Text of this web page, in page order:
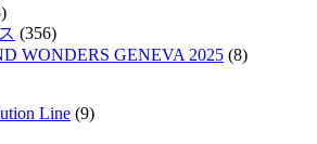
(356)
WONDERS GENEVA 2025 (8)
Line (9)